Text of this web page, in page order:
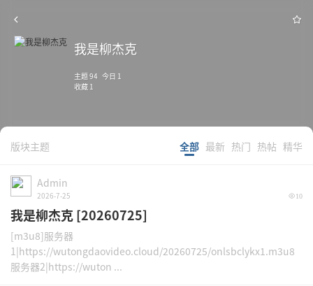
我是柳杰克
主题 94 今日 1
收藏 1
版块主题 全部 最新 热门 热帖 精华
Admin
2026-7-25 10
我是柳杰克 [20260725]
[m3u8]服务器
1|https://wutongdaovideo.cloud/20260725/onlsbclykx1.m3u8
服务器2|https://wuton ...